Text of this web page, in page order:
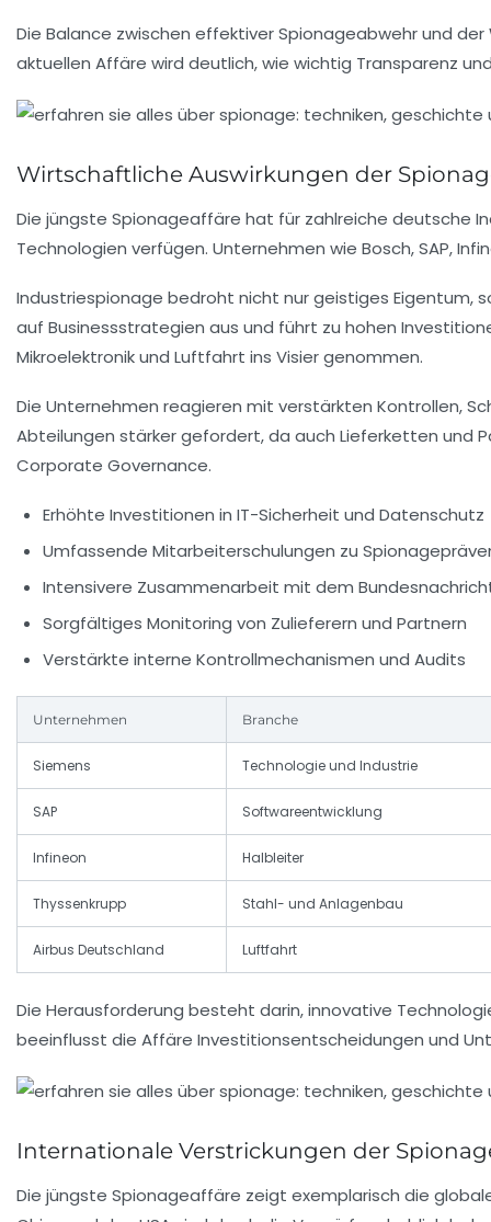
Die Balance zwischen effektiver Spionageabwehr und
aktuellen Affäre wird deutlich, wie wichtig Transparenz
Wirtschaftliche Auswirkungen der
Die jüngste Spionageaffäre hat für zahlreiche deutsche
Technologien verfügen. Unternehmen wie Bosch,SAP,
Industriespionage bedroht nicht nur geistiges Eigentum,
auf Businessstrategien aus und führt zu hohen
Mikroelektronik und Luftfahrt ins Visier genommen.
Die Unternehmen reagieren mit verstärkten Kontrollen,
Abteilungen stärker gefordert, da auch Lieferketten und
Corporate Governance.
Erhöhte Investitionen in IT-Sicherheit und Datenschutz
Umfassende Mitarbeiterschulungen zu
Intensivere Zusammenarbeit mit dem
Sorgfältiges Monitoring von Zulieferern und Partnern
Verstärkte interne Kontrollmechanismen und Audits
Unternehmen Branche
Siemens Technologie und Industrie
SAP Softwareentwicklung
Infineon Halbleiter
Thyssenkrupp Stahl- und Anlagenbau
Airbus Deutschland Luftfahrt
Die Herausforderung besteht darin, innovative
beeinflusst die Affäre Investitionsentscheidungen und
Internationale Verstrickungen der
Die jüngste Spionageaffäre zeigt exemplarisch die